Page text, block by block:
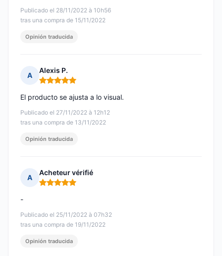
Publicado el 28/11/2022 à 10h56
tras una compra de 15/11/2022
Opinión traducida
A
Alexis P.
Nota: 5 de 5
Publicado el 27/11/2022 à 12h12
tras una compra de 13/11/2022
El producto se ajusta a lo visual.
Opinión traducida
A
Acheteur vérifié
Nota: 5 de 5
Publicado el 25/11/2022 à 07h32
tras una compra de 19/11/2022
-
Opinión traducida